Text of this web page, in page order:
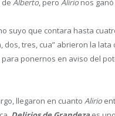
suyo que contara hasta
dos, tres, cua” abrieron la lata
ponernos en aviso del
llegaron en cuanto Alirio